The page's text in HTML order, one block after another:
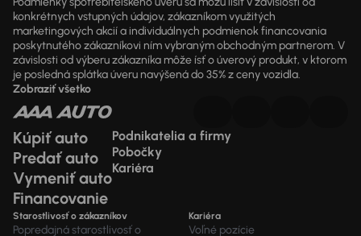
konkrétnych vstupných údajov, zákazníkom využitých
marketingových akcií a individuálnych podmienok financovania
poskytnutého zákazníkovi ním vybraným obchodným partnerom. V
závislosti od výberu zákazníka môže ísť o úverový produkt, v ktorom
je posledná splátka úveru navýšená do 35% z ceny vozidla.
Zobraziť všetko
Kúpiť auto
Predať auto
Vymeniť auto
Financovanie
Podnikatelia a firmy
Pobočky
Kariéra
Starostlivosť o zákazníkov
Popredajná starostlivosť o
Kariéra
Voľné pozície